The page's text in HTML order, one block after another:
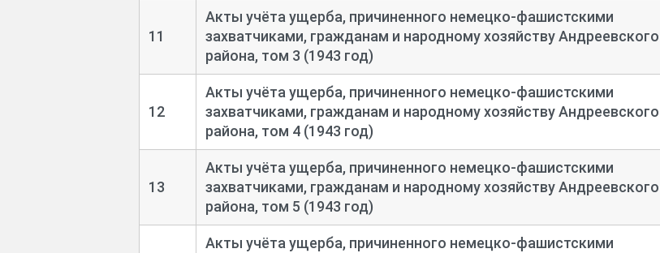
11
Акты учёта ущерба, причиненного немецко-фашистскими
захватчиками, гражданам и народному хозяйству Андреевского
района, том 3 (1943 год)
12
Акты учёта ущерба, причиненного немецко-фашистскими
захватчиками, гражданам и народному хозяйству Андреевского
района, том 4 (1943 год)
13
Акты учёта ущерба, причиненного немецко-фашистскими
захватчиками, гражданам и народному хозяйству Андреевского
района, том 5 (1943 год)
Акты учёта ущерба, причиненного немецко-фашистскими